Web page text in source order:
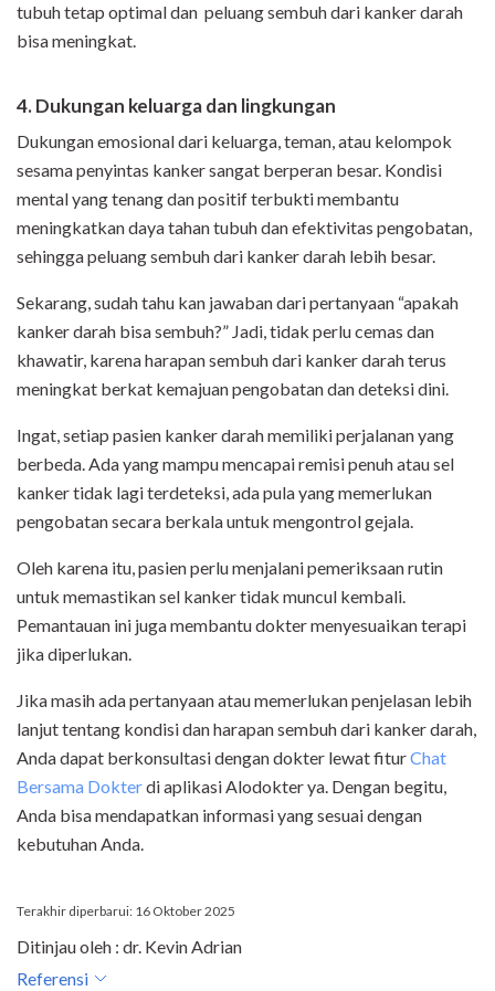
tubuh tetap optimal dan peluang sembuh dari kanker darah
bisa meningkat.
4. Dukungan keluarga dan lingkungan
Dukungan emosional dari keluarga, teman, atau kelompok
sesama penyintas kanker sangat berperan besar. Kondisi
mental yang tenang dan positif terbukti membantu
meningkatkan daya tahan tubuh dan efektivitas pengobatan,
sehingga peluang sembuh dari kanker darah lebih besar.
Sekarang, sudah tahu kan jawaban dari pertanyaan “apakah
kanker darah bisa sembuh?” Jadi, tidak perlu cemas dan
khawatir, karena harapan sembuh dari kanker darah terus
meningkat berkat kemajuan pengobatan dan deteksi dini.
Ingat, setiap pasien kanker darah memiliki perjalanan yang
berbeda. Ada yang mampu mencapai remisi penuh atau sel
kanker tidak lagi terdeteksi, ada pula yang memerlukan
pengobatan secara berkala untuk mengontrol gejala.
Oleh karena itu, pasien perlu menjalani pemeriksaan rutin
untuk memastikan sel kanker tidak muncul kembali.
Pemantauan ini juga membantu dokter menyesuaikan terapi
jika diperlukan.
Jika masih ada pertanyaan atau memerlukan penjelasan lebih
lanjut tentang kondisi dan harapan sembuh dari kanker darah,
Anda dapat berkonsultasi dengan dokter lewat fiturChat
Bersama Dokterdi aplikasi Alodokter ya. Dengan begitu,
Anda bisa mendapatkan informasi yang sesuai dengan
kebutuhan Anda.
Terakhir diperbarui: 16 Oktober 2025